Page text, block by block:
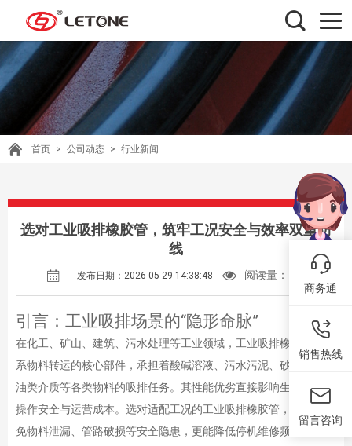
首页 > 公司动态 > 行业新闻
选对工业吸排橡胶管，筑牢工况安全与效率双重防
线
发布日期：2026-05-29 14:38:48 阅读量：
引言：工业吸排场景的“隐形命脉”
在化工、矿山、建筑、污水处理等工业领域，工业吸排橡胶管是维
系物料转运的核心部件，承担着酸碱溶液、污水污泥、砂石浆料、
油类介质等各类物料的吸排任务。其性能优劣直接影响生产效率、
操作安全与运营成本。选对适配工况的工业吸排橡胶管，不仅能避
免物料泄漏、管路破损等安全隐患，更能降低停机维修频率，为工
商务通
销售热线
留言咨询